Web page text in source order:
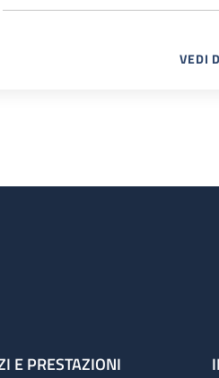
VEDI
E PRESTAZIONI